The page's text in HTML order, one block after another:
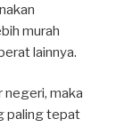
murah
lainnya.
negeri, maka
paling tepat